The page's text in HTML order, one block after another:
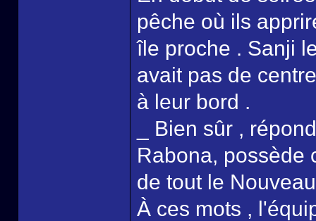
pêche où ils
île proche . Sanji
avait pas de
à leur bord .
_ Bien sûr ,
Rabona, possède
de tout le
À ces mots ,